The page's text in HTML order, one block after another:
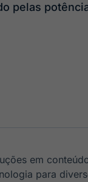
pelas
em
para